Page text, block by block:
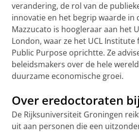
verandering, de rol van de
innovatie en het begrip waarde in
Mazzucato is hoogleraar aan het
London, waar ze het UCL
Public Purpose oprichtte. Ze
beleidsmakers over de hele
duurzame economische groei.
Over eredoctoraten
De Rijksuniversiteit Groningen
uit aan personen die een